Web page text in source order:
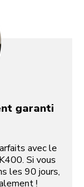
garanti
avec le
Si vous
les 90 jours,
!